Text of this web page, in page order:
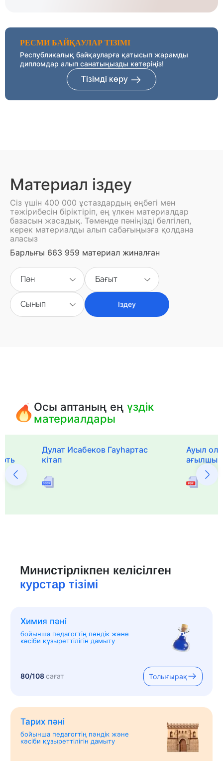
РЕСМИ БАЙҚАУЛАР ТІЗІМІ
Республикалық байқауларға қатысып жарамды
дипломдар алып санатыңызды көтеріңіз!
Тізімді көру
Материал іздеу
Сіз үшін 400 000 ұстаздардың еңбегі мен
тәжірибесін біріктіріп, ең үлкен материалдар
базасын жасадық. Төменде пәніңізді белгілеп,
керек материалды алып сабағыңызға қолдана
аласыз
Барлығы 663 959 материал жиналған
Пән Бағыт
Сынып Іздеу
Осы аптаның еңүздік
материалдары
Дулат Исабеков Гауһартас
кітап
Ауыл
ағылшын
Министірлікпен келісілген
курстар тізімі
Химия пәні
бойынша педагогтің пәндік және
кәсіби құзыреттілігін дамыту
80/108сағат Толығырақ
Тарих пәні
бойынша педагогтің пәндік және
кәсіби құзыреттілігін дамыту